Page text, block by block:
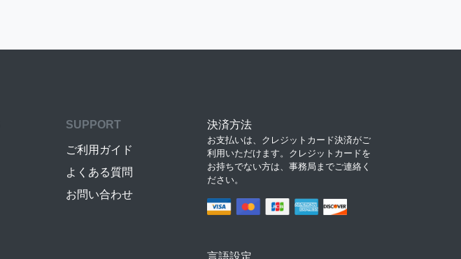
SUPPORT
ご利用ガイド
よくある質問
お問い合わせ
決済方法
お支払いは、クレジットカード決済がご
利用いただけます。クレジットカードを
お持ちでない方は、事務局までご連絡く
ださい。
言語設定